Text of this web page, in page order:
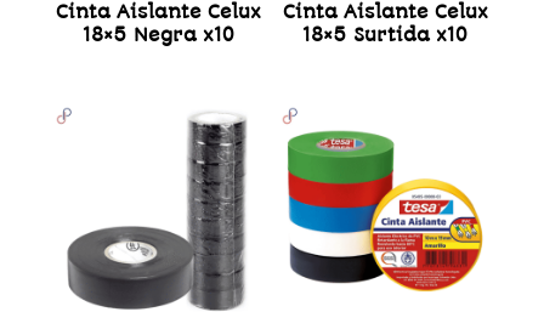
Cinta Aislante Celux
18×5 Negra x10
Cinta Aislante Celux
18×5 Surtida x10